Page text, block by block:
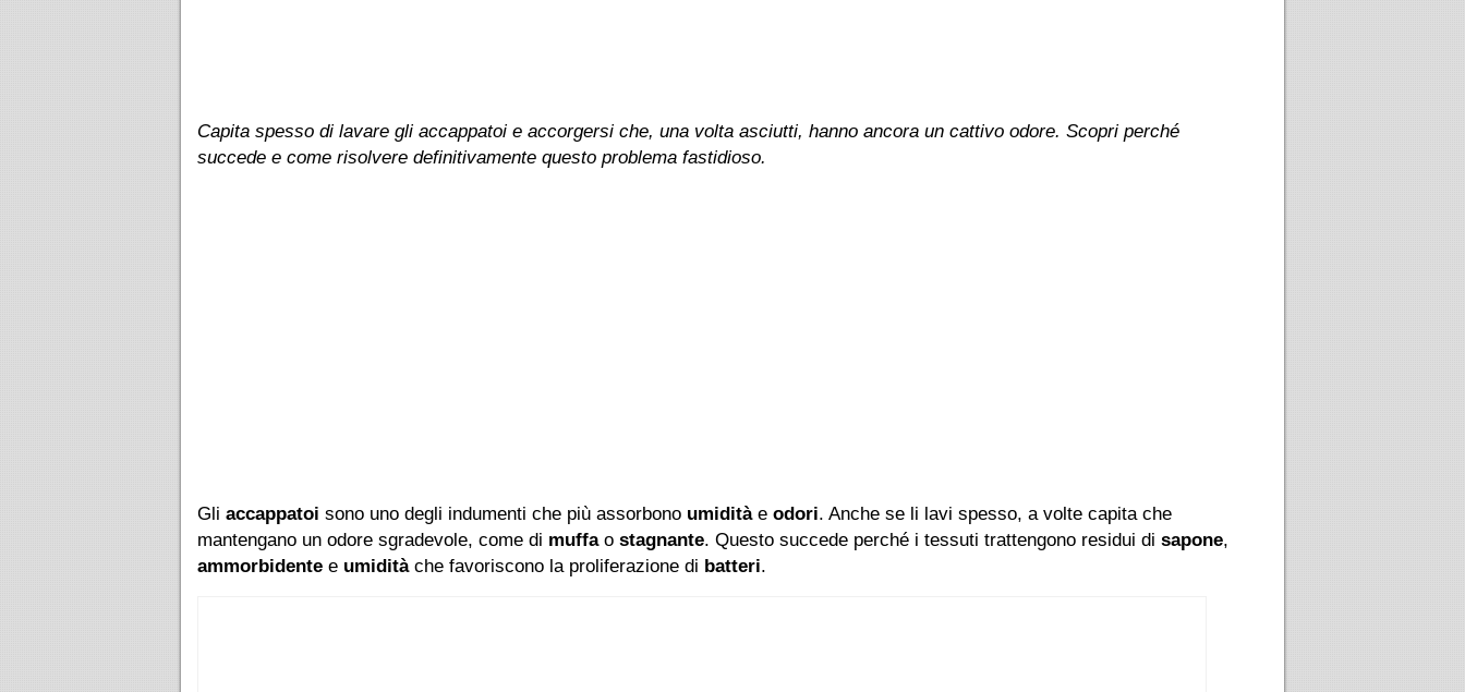
Capita spesso di lavare gli accappatoi e accorgersi che, una volta asciutti, hanno ancora un cattivo odore. Scopri perché
succede e come risolvere definitivamente questo problema fastidioso.
Gli accappatoi sono uno degli indumenti che più assorbono umiditàe odori. Anche se li lavi spesso, a volte capita che
mantengano un odore sgradevole, come di muffao stagnante. Questo succede perché i tessuti trattengono residui di sapone,
ammorbidente e umiditàche favoriscono la proliferazione di batteri.